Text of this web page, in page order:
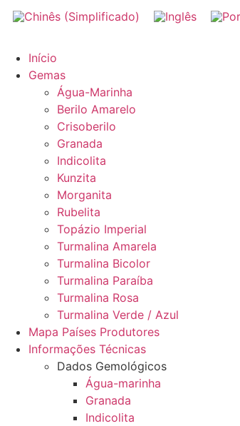
Início
Gemas
Água-Marinha
Berilo Amarelo
Crisoberilo
Granada
Indicolita
Kunzita
Morganita
Rubelita
Topázio Imperial
Turmalina Amarela
Turmalina Bicolor
Turmalina Paraíba
Turmalina Rosa
Turmalina Verde / Azul
Mapa Países Produtores
Informações Técnicas
Dados Gemológicos
Água-marinha
Granada
Indicolita